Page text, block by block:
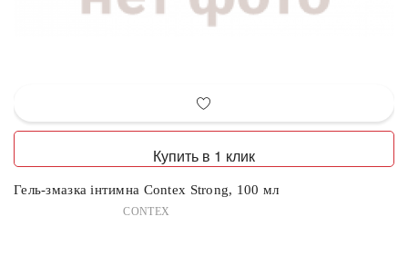
Купить в 1 клик
Гель-змазка інтимна Contex Strong, 100 мл
CONTEX